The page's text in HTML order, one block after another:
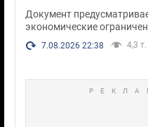
Документ
экономические
7.08.2026 22:38 4,3 т.